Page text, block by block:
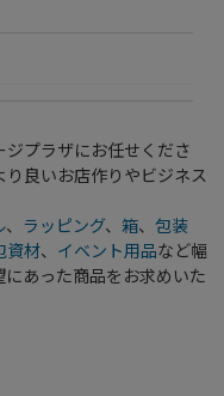
プラザにお任せくださ
良いお店作りやビジネス
、 ラッピング、 箱、 包装
資材、 イベント用品など幅
あった商品をお求めいた